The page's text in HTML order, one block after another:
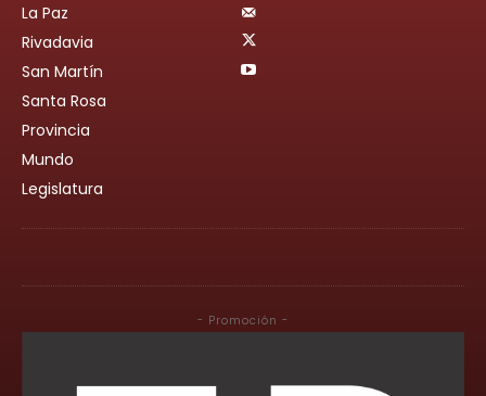
La Paz
Rivadavia
San Martín
Santa Rosa
Provincia
Mundo
Legislatura
- Promoción -